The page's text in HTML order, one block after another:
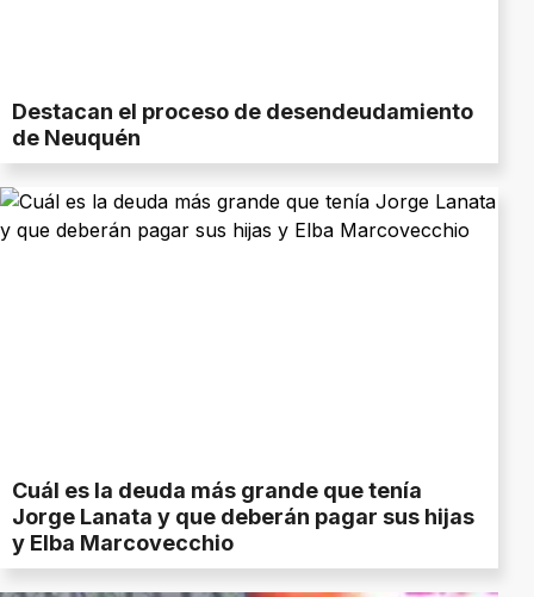
Destacan el proceso de desendeudamiento
de Neuquén
Cuál es la deuda más grande que tenía
Jorge Lanata y que deberán pagar sus hijas
y Elba Marcovecchio